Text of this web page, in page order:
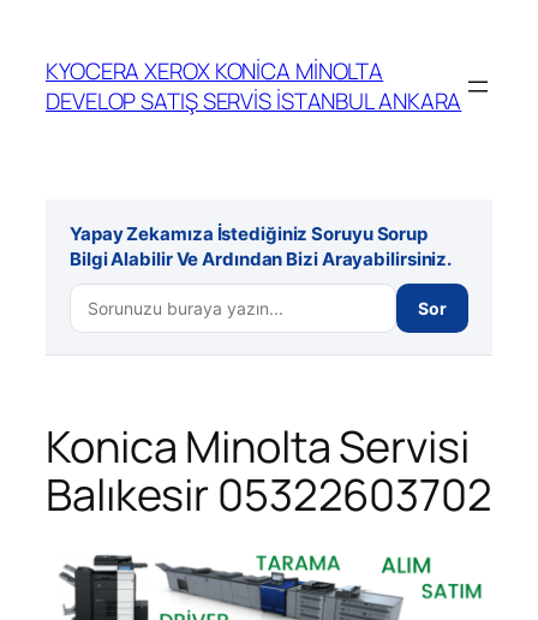
KYOCERA XEROX KONİCA MİNOLTA
DEVELOP SATIŞ SERVİS İSTANBUL ANKARA
Yapay Zekamıza İstediğiniz Soruyu Sorup
Bilgi Alabilir Ve Ardından Bizi Arayabilirsiniz.
Sor
Konica Minolta Servisi
Balıkesir 05322603702